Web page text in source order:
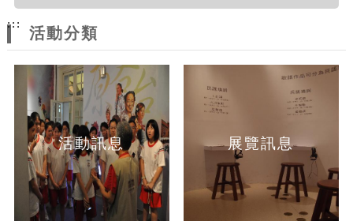
:::
活動分類
活動訊息 展覽訊息